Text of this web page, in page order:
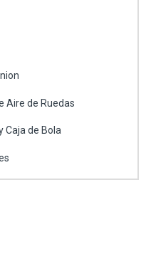
Aire de Ruedas
Caja de Bola